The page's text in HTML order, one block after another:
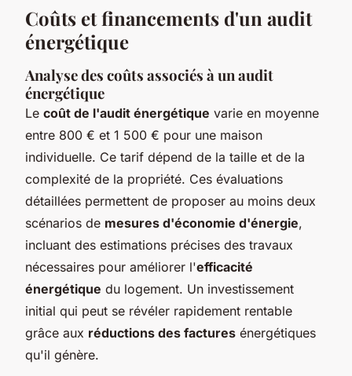
Coûts et financements d'un audit
énergétique
Analyse des coûts associés à un audit
énergétique
Le coût de l'audit énergétique varie en moyenne
entre 800 € et 1 500 € pour une maison
individuelle. Ce tarif dépend de la taille et de la
complexité de la propriété. Ces évaluations
détaillées permettent de proposer au moins deux
scénarios de mesures d'économie d'énergie,
incluant des estimations précises des travaux
nécessaires pour améliorer l'efficacité
énergétique du logement. Un investissement
initial qui peut se révéler rapidement rentable
grâce aux réductions des factures énergétiques
qu'il génère.